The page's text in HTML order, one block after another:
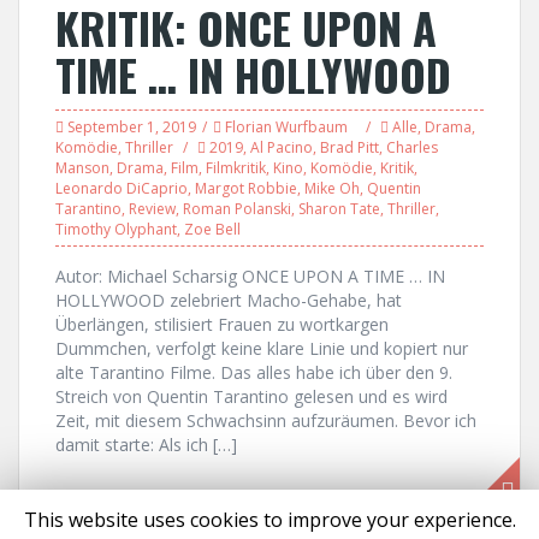
KRITIK: ONCE UPON A
TIME … IN HOLLYWOOD
September 1, 2019 Florian Wurfbaum Alle, Drama,
Komödie, Thriller 2019, Al Pacino, Brad Pitt, Charles
Manson, Drama, Film, Filmkritik, Kino, Komödie, Kritik,
Leonardo DiCaprio, Margot Robbie, Mike Oh, Quentin
Tarantino, Review, Roman Polanski, Sharon Tate, Thriller,
Timothy Olyphant, Zoe Bell
Autor: Michael Scharsig ONCE UPON A TIME … IN
HOLLYWOOD zelebriert Macho-Gehabe, hat
Überlängen, stilisiert Frauen zu wortkargen
Dummchen, verfolgt keine klare Linie und kopiert nur
alte Tarantino Filme. Das alles habe ich über den 9.
Streich von Quentin Tarantino gelesen und es wird
Zeit, mit diesem Schwachsinn aufzuräumen. Bevor ich
damit starte: Als ich […]
This website uses cookies to improve your experience.